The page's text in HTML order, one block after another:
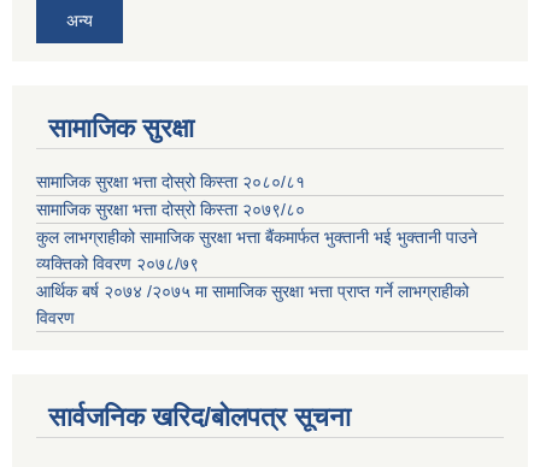
अन्य
सामाजिक सुरक्षा
सामाजिक सुरक्षा भत्ता दोस्रो किस्ता २०८०/८१
सामाजिक सुरक्षा भत्ता दोस्रो किस्ता २०७९/८०
कुल लाभग्राहीको सामाजिक सुरक्षा भत्ता बैंकमार्फत भुक्तानी भई भुक्तानी पाउने
व्यक्तिको विवरण २०७८/७९
आर्थिक बर्ष २०७४ /२०७५ मा सामाजिक सुरक्षा भत्ता प्राप्त गर्ने लाभग्राहीको
विवरण
सार्वजनिक खरिद/बोलपत्र सूचना